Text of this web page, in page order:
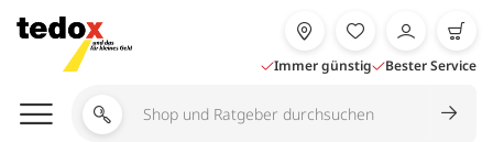
Inhalt
springen
Immer günstig Bester Service
Shop